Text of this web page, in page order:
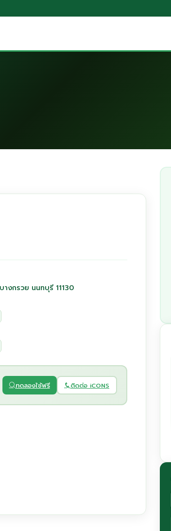
งกรวย นนทบุรี 11130
ทดลองใช้ฟรี ติดต่อ iCONS